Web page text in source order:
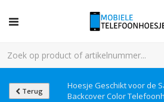
Terug
Hoesje Geschikt voor de
Backcover Color